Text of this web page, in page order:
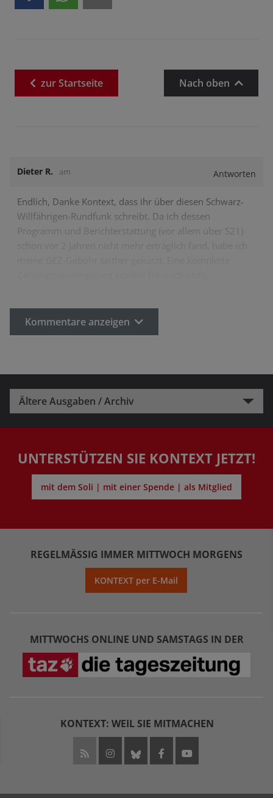
zurStartseite Nach oben
Dieter R. am Antworten
Endlich, Danke Kontext, dass ihr über diesen Schwarz-
Willfährigen-Rundfunk schreibt. Da ich dessen
Programm und Berichterstattung (vor allem über S21)
Kommentare anzeigen
Ältere Ausgaben / Archiv
UNTERSTÜTZEN SIE KONTEXT JETZT!
mit dem Soli | mit einer Spende | als Mitglied
REGELMÄSSIG IMMER MITTWOCH MORGENS
KONTEXT per E-Mail
MITTWOCHS ONLINE UND SAMSTAGS IN DER
KONTEXT: WEIL SIE MITMACHEN